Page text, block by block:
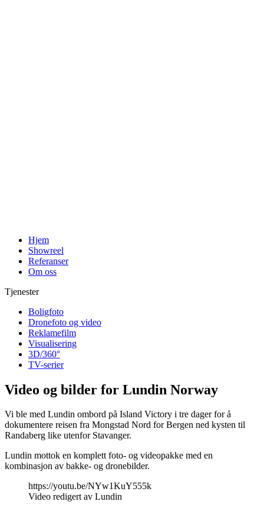
Hjem
Showreel
Referanser
Om oss
Tjenester
Boligfoto
Dronefoto og video
Reklamefilm
Visualisering
3D/360°
TV-serier
Video og bilder for Lundin Norway
Vi ble med Lundin ombord på Island Victory i tre dager for å
dokumentere reisen fra Mongstad Nord for Bergen ned kysten til
Randaberg like utenfor Stavanger.
Lundin mottok en komplett foto- og videopakke med en
kombinasjon av bakke- og dronebilder.
https://youtu.be/NYw1KuY555k
Video redigert av Lundin